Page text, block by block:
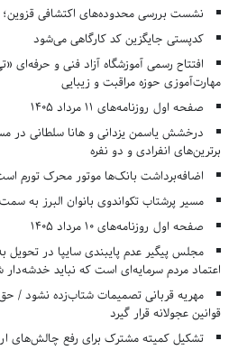
نشست بررسی محدوده‌های اکتشافی
کدپستی جایگزین کد کارگاهی می‌شود
افتتاح رسمی آموزشگاه آزاد فنی و حرفه‌ای
مهارت‌آموزی حوزه مراقبت و زیبایی
صفحه اول روزنامه‌های 11 مرداد 1405
درخشش یاسمن یزدانی و هانا سلطانی در
برترین‌های انفرادی و دو نفره
اضافه‌برداشت بانک‌ها موتور محرک تورم
مسیر پرشتاب تکواندوی بانوان البرز به
صفحه اول روزنامه‌های 10 مرداد 1405
مجلس پیگیر عدم پایبندی سایپا در
اعتماد مردم سرمایه‌ای است که نباید
مهریه قربانی تصمیمات شتاب‌زده نشود /
قوانین عجولانه قرار گیرد
تشکیل کمیته مشترک برای رفع چالش‌های